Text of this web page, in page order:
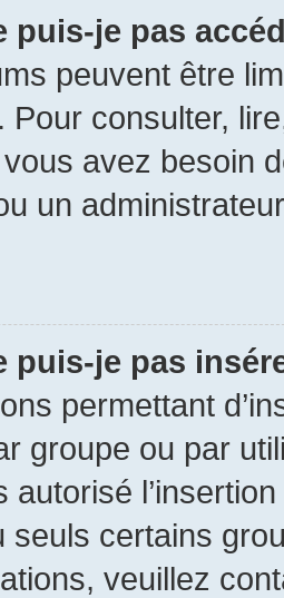
puis-je pas
peuvent être
Pour consulter,
avez besoin
un
puis-je pas
permettant
groupe ou par
autorisé
seuls certains
veuillez